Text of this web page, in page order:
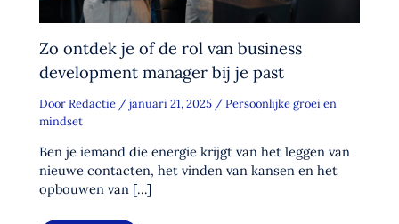
Zo ontdek je of de rol van business
development manager bij je past
Door Redactie /januari 21, 2025 /Persoonlijke groei en
mindset
Ben je iemand die energie krijgt van het leggen van
nieuwe contacten, het vinden van kansen en het
opbouwen van […]